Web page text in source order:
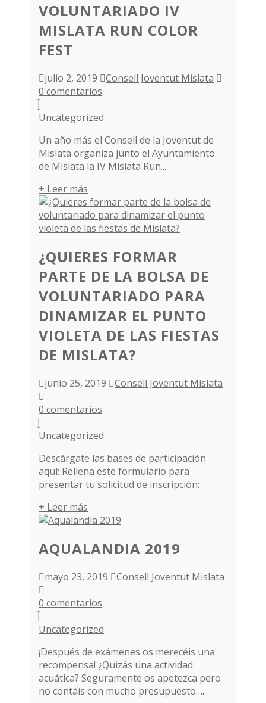
VOLUNTARIADO IV
MISLATA RUN COLOR
FEST
julio 2, 2019
Consell Joventut Mislata
0 comentarios
Uncategorized
Un año más el Consell de la Joventut de
Mislata organiza junto el Ayuntamiento
de Mislata la IV Mislata Run...
+ Leer más
¿QUIERES FORMAR
PARTE DE LA BOLSA DE
VOLUNTARIADO PARA
DINAMIZAR EL PUNTO
VIOLETA DE LAS FIESTAS
DE MISLATA?
junio 25, 2019
Consell Joventut Mislata
0 comentarios
Uncategorized
Descárgate las bases de participación
aquí: Rellena este formulario para
presentar tu solicitud de inscripción:
+ Leer más
AQUALANDIA 2019
mayo 23, 2019
Consell Joventut Mislata
0 comentarios
Uncategorized
¡Después de exámenes os merecéis una
recompensa! ¿Quizás una actividad
acuática? Seguramente os apetezca pero
no contáis con mucho presupuesto…...